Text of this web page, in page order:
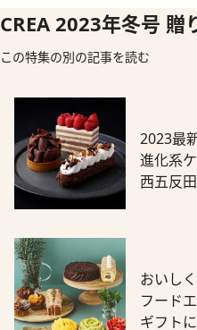
CREA 2023年冬号 贈
この特集の別の記事を読む
2023最
進化系
西五反
おいし
フード
ギフト